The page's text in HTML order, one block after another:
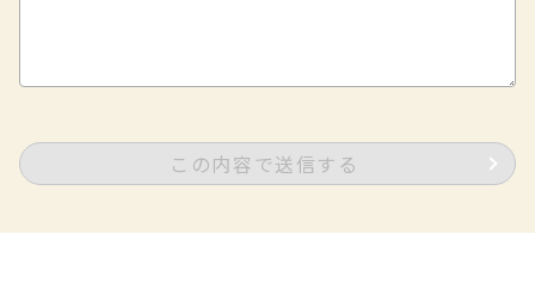
この内容で送信する